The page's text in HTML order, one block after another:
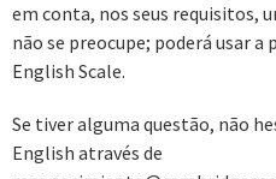
em conta, nos seus requisitos,
não se preocupe; poderá usar
English Scale.
Se tiver alguma questão, não
English através de